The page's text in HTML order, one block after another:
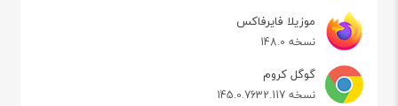
موزیلا فایرفاکس
نسخه 148.0
گوگل کروم
نسخه 145.0.7632.117